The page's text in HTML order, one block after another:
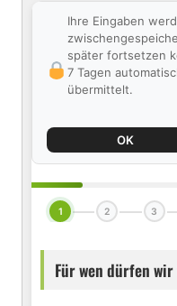
Ihre Eingaben
später fortsetzen
7 Tagen
übermittelt.
OK
1 2 3
Für wen dürfen